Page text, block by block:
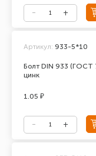
Болт DIN 933
цинк
Артикул: 933-5*10
1.05 ₽